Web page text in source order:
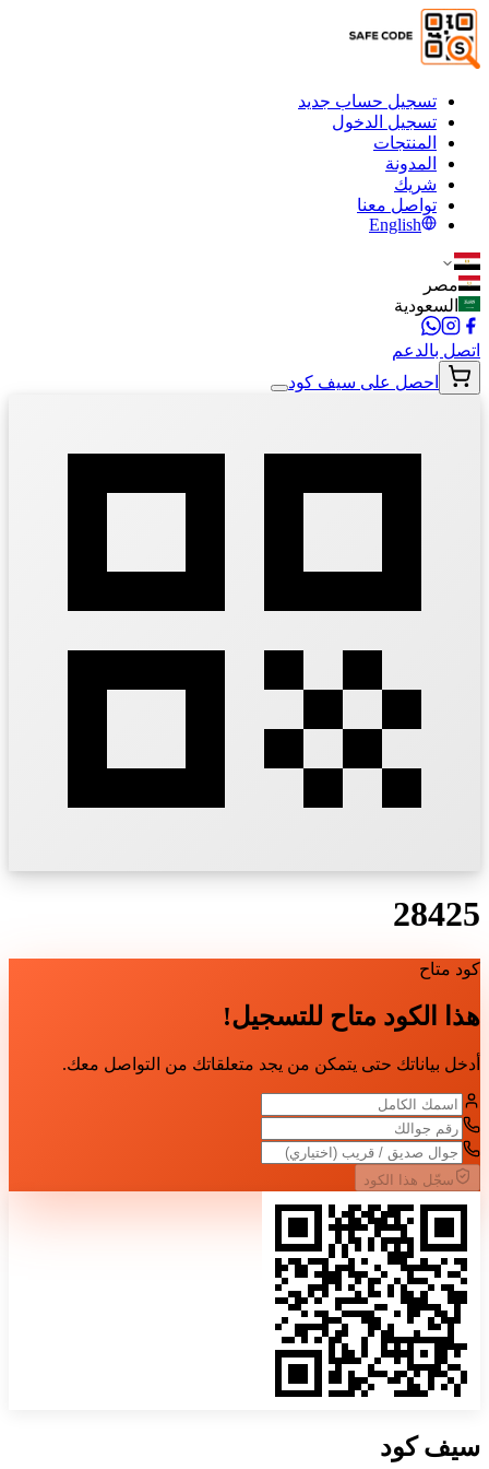
تسجيل حساب جديد
تسجيل الدخول
المنتجات
المدونة
شريك
تواصل معنا
English
مصر
السعودية
اتصل بالدعم
احصل على سيف كود
28425
كود متاح
هذا الكود متاح للتسجيل!
أدخل بياناتك حتى يتمكن من يجد متعلقاتك من التواصل معك.
سجّل هذا الكود
سيفكود